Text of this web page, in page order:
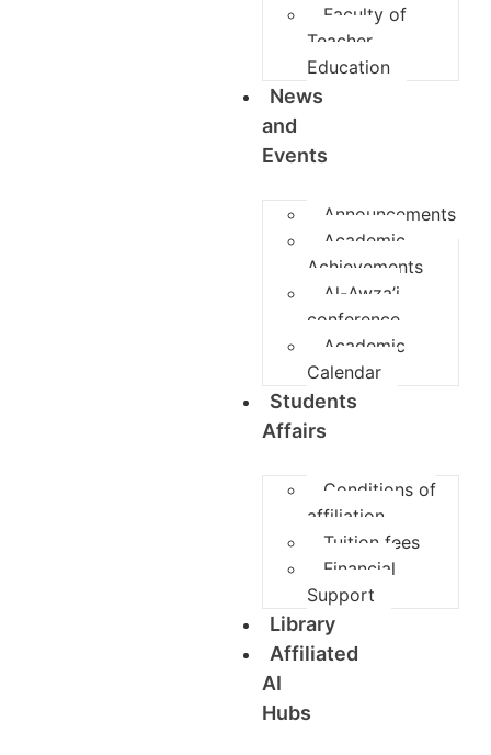
Faculty of
Teacher
Education
News
and
Events
Announcements
Academic
Achievements
Al-Awza’i
conference
Academic
Calendar
Students
Affairs
Conditions of
affiliation
Tuition fees
Financial
Support
Library
Affiliated
AI
Hubs